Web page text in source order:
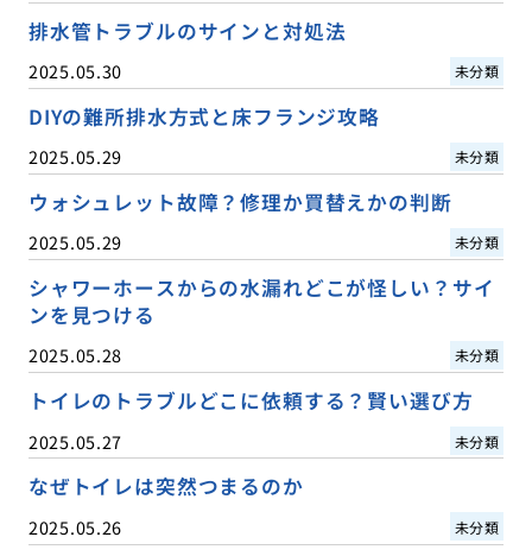
排水管トラブルのサインと対処法
2025.05.30 未分類
DIYの難所排水方式と床フランジ攻略
2025.05.29 未分類
ウォシュレット故障？修理か買替えかの判断
2025.05.29 未分類
シャワーホースからの水漏れどこが怪しい？サイ
ンを見つける
2025.05.28 未分類
トイレのトラブルどこに依頼する？賢い選び方
2025.05.27 未分類
なぜトイレは突然つまるのか
2025.05.26 未分類